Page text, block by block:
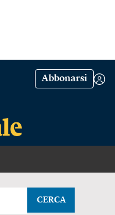
Abbonarsi
CERCA